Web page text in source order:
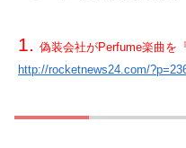
偽装会社がPerfume楽曲を
http://rocketnews24.com/